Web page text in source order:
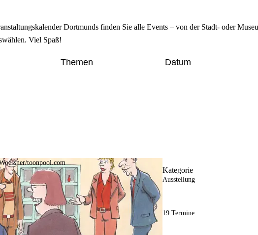
Dortmunds finden Sie alle Events – von der Stadt- oder
Viel Spaß!
Themen Datum
toonpool.com
Kategorie
Ausstellung
19 Termine